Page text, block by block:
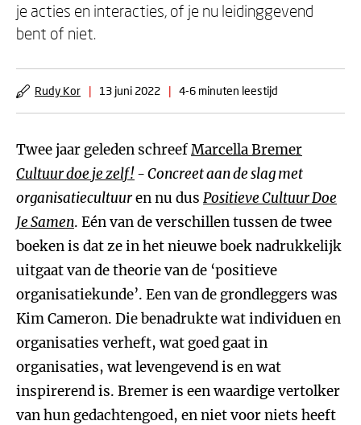
je acties en interacties, of je nu leidinggevend
bent of niet.
Rudy Kor | 13 juni 2022 | 4-6 minuten leestijd
Twee jaar geleden schreefMarcella Bremer
Cultuur doe je zelf! - Concreet aan de slag met
organisatiecultuuren nu dus Positieve Cultuur Doe
Je Samen. Eén van de verschillen tussen de twee
boeken is dat ze in het nieuwe boek nadrukkelijk
uitgaat van de theorie van de ‘positieve
organisatiekunde’. Een van de grondleggers was
Kim Cameron. Die benadrukte wat individuen en
organisaties verheft, wat goed gaat in
organisaties, wat levengevend is en wat
inspirerend is. Bremer is een waardige vertolker
van hun gedachtengoed, en niet voor niets heeft